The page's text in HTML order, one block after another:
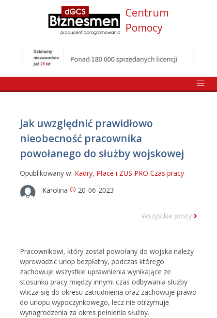
Centrum
Pomocy
Jak uwzględnić prawidłowo
nieobecność pracownika
powołanego do służby wojskowej
Opublikowany w: Kadry, Płace i ZUS PRO Czas pracy
Karolina
20-06-2023
Wszystkie posty
Pracownikowi, który został powołany do wojska należy
wprowadzić urlop bezpłatny, podczas którego
zachowuje wszystkie uprawnienia wynikające ze
stosunku pracy między innymi czas odbywania służby
wlicza się do okresu zatrudnienia oraz zachowuje prawo
do urlopu wypoczynkowego, lecz nie otrzymuje
wynagrodzenia za okres pełnienia służby.